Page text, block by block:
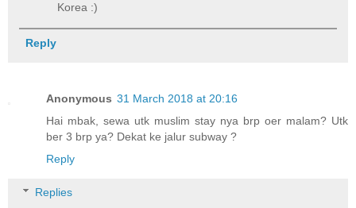
Korea :)
Reply
Anonymous 31 March 2018 at 20:16
Hai mbak, sewa utk muslim stay nya brp oer malam? Utk
ber 3 brp ya? Dekat ke jalur subway ?
Reply
Replies